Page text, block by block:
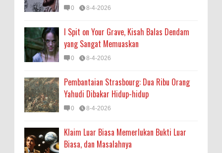
0 8-4-2026
I Spit on Your Grave, Kisah Balas Dendam
yang Sangat Memuaskan
0 8-4-2026
Pembantaian Strasbourg: Dua Ribu Orang
Yahudi Dibakar Hidup-hidup
0 8-4-2026
Klaim Luar Biasa Memerlukan Bukti Luar
Biasa, dan Masalahnya